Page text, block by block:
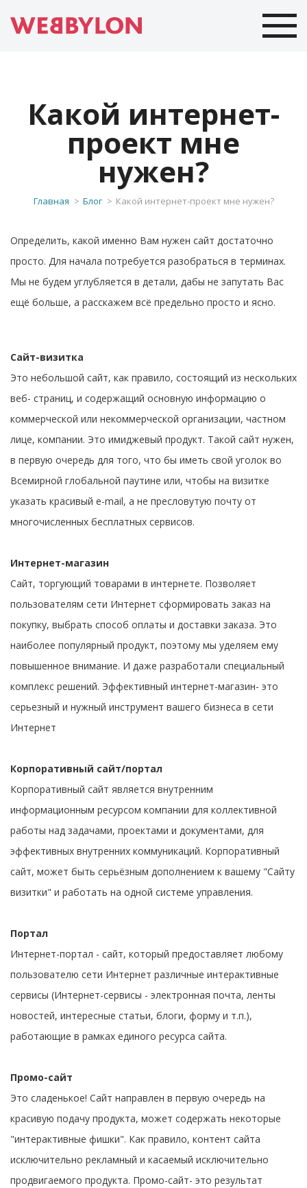
Какой интернет-
проект мне
нужен?
Главная Блог Какой интернет-проект мне нужен?
Определить, какой именно Вам нужен сайт достаточно
просто. Для начала потребуется разобраться в терминах.
Мы не будем углубляется в детали, дабы не запутать Вас
ещё больше, а расскажем всё предельно просто и ясно.
Сайт-визитка
Это небольшой сайт, как правило, состоящий из нескольких
веб- страниц, и содержащий основную информацию о
коммерческой или некоммерческой организации, частном
лице, компании. Это имиджевый продукт. Такой сайт нужен,
в первую очередь для того, что бы иметь свой уголок во
Всемирной глобальной паутине или, чтобы на визитке
указать красивый e-mail, а не пресловутую почту от
многочисленных бесплатных сервисов.
Интернет-магазин
Сайт, торгующий товарами в интернете. Позволяет
пользователям сети Интернет сформировать заказ на
покупку, выбрать способ оплаты и доставки заказа. Это
наиболее популярный продукт, поэтому мы уделяем ему
повышенное внимание. И даже разработали специальный
комплекс решений. Эффективный интернет-магазин- это
серьезный и нужный инструмент вашего бизнеса в сети
Интернет
Корпоративный сайт/портал
Корпоративный сайт является внутренним
информационным ресурсом компании для коллективной
работы над задачами, проектами и документами, для
эффективных внутренних коммуникаций. Корпоративный
сайт, может быть серьёзным дополнением к вашему "Сайту
визитки" и работать на одной системе управления.
Портал
Интернет-портал - сайт, который предоставляет любому
пользователю сети Интернет различные интерактивные
сервисы (Интернет-сервисы - электронная почта, ленты
новостей, интересные статьи, блоги, форму и т.п.),
работающие в рамках единого ресурса сайта.
Промо-сайт
Это сладенькое! Сайт направлен в первую очередь на
красивую подачу продукта, может содержать некоторые
"интерактивные фишки". Как правило, контент сайта
исключительно рекламный и касаемый исключительно
продвигаемого продукта. Промо-сайт- это результат